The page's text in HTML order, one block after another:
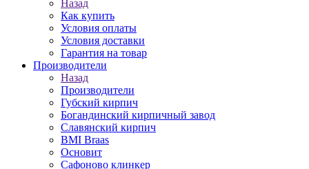
Назад
Как купить
Условия оплаты
Условия доставки
Гарантия на товар
Производители
Назад
Производители
Губский кирпич
Богандинский кирпичный завод
Славянский кирпич
BMI Braas
Основит
Сафоново клинкер